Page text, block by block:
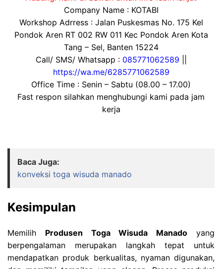
Company Name : KOTABI
Workshop Adrress : Jalan Puskesmas No. 175 Kel
Pondok Aren RT 002 RW 011 Kec Pondok Aren Kota
Tang – Sel, Banten 15224
Call/ SMS/ Whatsapp : 085771062589
https://wa.me/6285771062589
Office Time : Senin – Sabtu (08.00 – 17.00)
Fast respon silahkan menghubungi kami pada jam
kerja
Baca Juga:
konveksi toga wisuda manado
Kesimpulan
Memilih Produsen Toga Wisuda Manado yang
berpengalaman merupakan langkah tepat untuk
mendapatkan produk berkualitas, nyaman digunakan,